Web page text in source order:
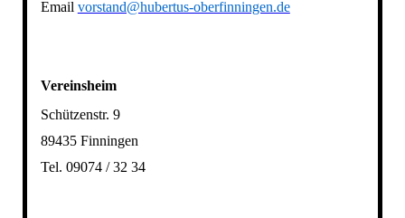
Email vorstand@hubertus-oberfinningen.de
Vereinsheim
Schützenstr. 9
89435 Finningen
Tel. 09074 / 32 34